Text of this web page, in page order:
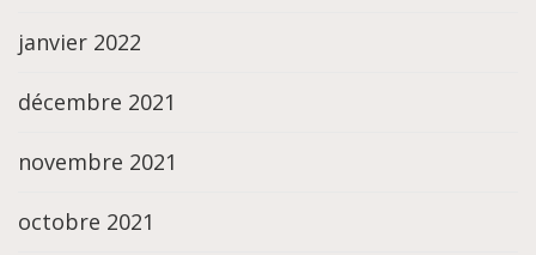
janvier 2022
décembre 2021
novembre 2021
octobre 2021